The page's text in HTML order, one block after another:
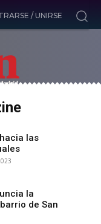
/ UNIRSE
las
la
de San